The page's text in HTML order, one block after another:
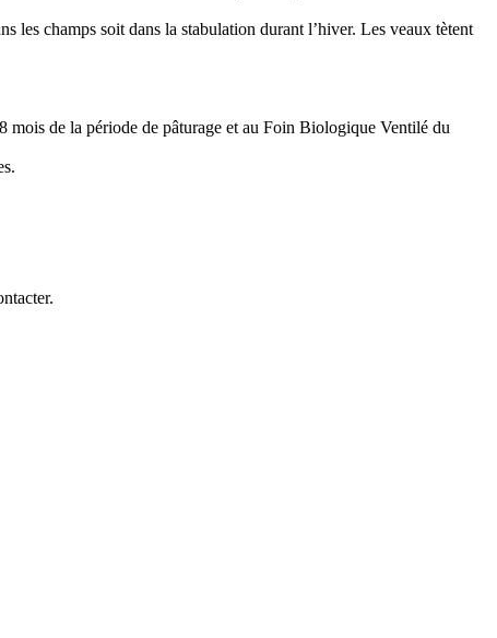
les champs soit dans la stabulation durant l’hiver. Les veaux tètent
mois de la période de pâturage et au Foin Biologique Ventilé du